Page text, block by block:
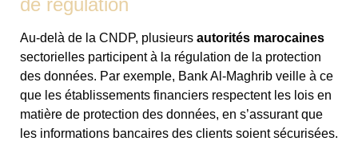
Au-delà de la CNDP, plusieurs autorités marocaines
sectorielles participent à la régulation de la protection
des données. Par exemple, Bank Al-Maghrib veille à ce
que les établissements financiers respectent les lois en
matière de protection des données, en s’assurant que
les informations bancaires des clients soient sécurisées.